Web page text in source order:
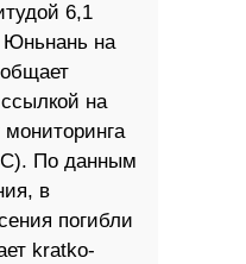
6,1
Юньнань на
на
По данным
в
погибли
kratko-